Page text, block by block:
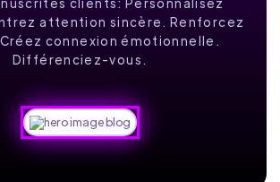
attention sincère. Renforcez
connexion émotionnelle.
Différenciez-vous.